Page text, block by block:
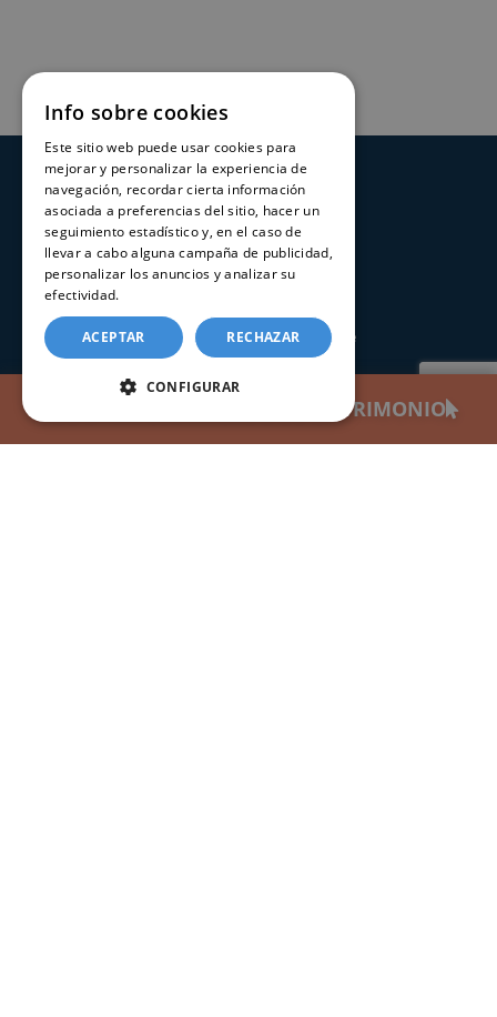
SOLICITAR CERTIFICADO DE MATRIMONIO
SERVICIOS
Registros Civiles España
Nuestro servicio
Consultar estado de un trámite
Certificado de nacimiento
Info sobre cookies
Este sitio web puede usar cookies para
mejorar y personalizar la experiencia de
navegación, recordar cierta información
asociada a preferencias del sitio, hacer un
seguimiento estadístico y, en el caso de
llevar a cabo alguna campaña de publicidad,
personalizar los anuncios y analizar su
efectividad.
ACEPTAR RECHAZAR
CONFIGURAR